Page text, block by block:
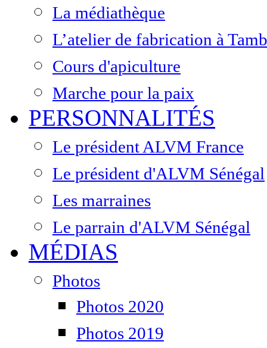
La médiathèque
L’atelier de fabrication à
Cours d'apiculture
Marche pour la paix
PERSONNALITÉS
Le président ALVM France
Le président d'ALVM Sénégal
Les marraines
Le parrain d'ALVM Sénégal
MÉDIAS
Photos
Photos 2020
Photos 2019